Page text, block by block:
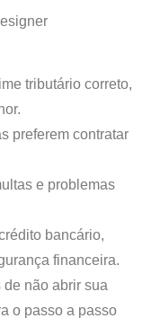
tributário correto,
preferem contratar
e problemas
bancário,
financeira.
não abrir sua
o passo a passo